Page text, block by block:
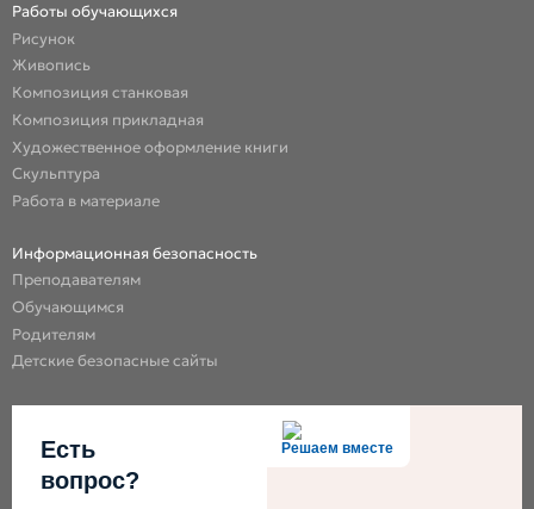
Работы обучающихся
Рисунок
Живопись
Композиция станковая
Композиция прикладная
Художественное оформление книги
Скульптура
Работа в материале
Информационная безопасность
Преподавателям
Обучающимся
Родителям
Детские безопасные сайты
Решаем вместе
Есть
вопрос?